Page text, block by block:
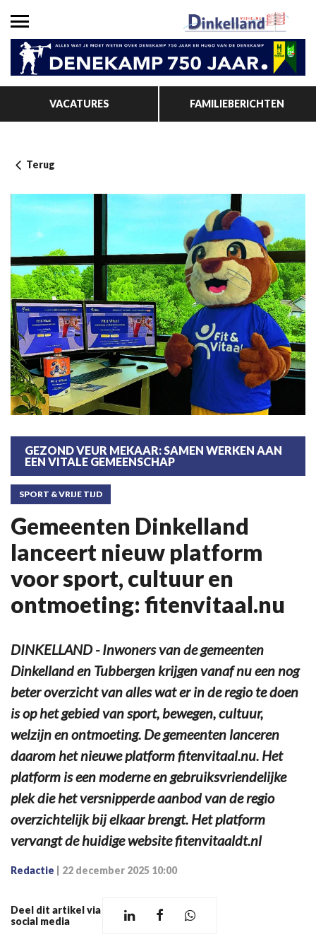
VACATURES FAMILIEBERICHTEN
Terug
GEZOND VEUR MEKAAR: SAMEN WERKEN AAN
EEN VITALE GEMEENSCHAP
SPORT & VRIJE TIJD
Gemeenten Dinkelland
lanceert nieuw platform
voor sport, cultuur en
ontmoeting: fitenvitaal.nu
DINKELLAND - Inwoners van de gemeenten
Dinkelland en Tubbergen krijgen vanaf nu een nog
beter overzicht van alles wat er in de regio te doen
is op het gebied van sport, bewegen, cultuur,
welzijn en ontmoeting. De gemeenten lanceren
daarom het nieuwe platform fitenvitaal.nu. Het
platform is een moderne en gebruiksvriendelijke
plek die het versnipperde aanbod van de regio
overzichtelijk bij elkaar brengt. Het platform
vervangt de huidige website fitenvitaaldt.nl
Redactie 22 december 2025 10:00
Deel dit artikel via
social media